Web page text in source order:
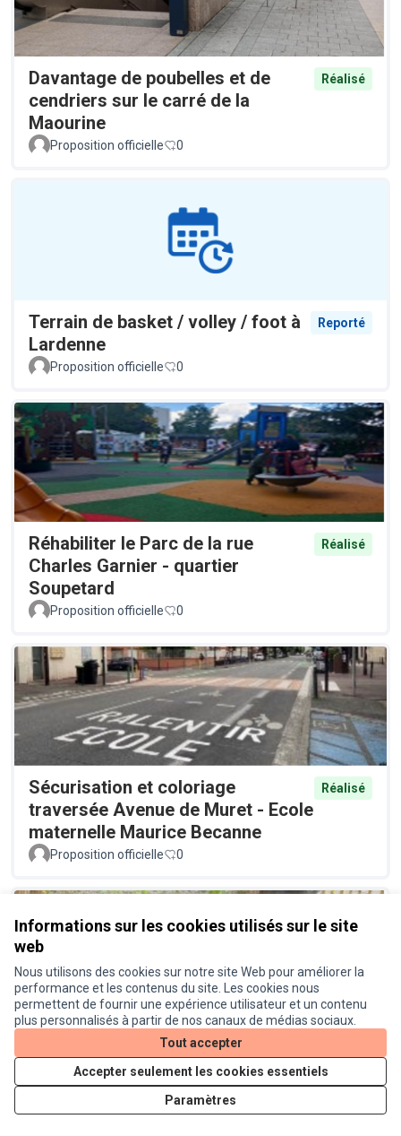
Informations sur les cookies utilisés sur le site
web
Nous utilisons des cookies sur notre site Web pour améliorer la
performance et les contenus du site. Les cookies nous
permettent de fournir une expérience utilisateur et un contenu
plus personnalisés à partir de nos canaux de médias sociaux.
Tout accepter
Accepter seulement les cookies essentiels
Paramètres
Davantage de poubelles et de
cendriers sur le carré de la
Maourine
Réalisé
Proposition officielle 0
Terrain de basket / volley / foot à
Lardenne
Reporté
Proposition officielle 0
Réhabiliter le Parc de la rue
Charles Garnier - quartier
Soupetard
Réalisé
Proposition officielle 0
Sécurisation et coloriage
traversée Avenue de Muret - Ecole
maternelle Maurice Becanne
Réalisé
Proposition officielle 0
Végétalisation des pieds des
arbres Avenue des Minimes
Réalisé
Proposition officielle 0